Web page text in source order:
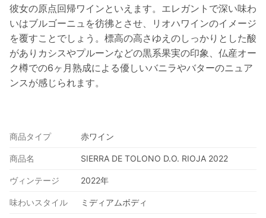
彼女の原点回帰ワインといえます。エレガントで深い味わ
いはブルゴーニュを彷彿とさせ、リオハワインのイメージ
を覆すことでしょう。標高の高さゆえのしっかりとした酸
がありカシスやプルーンなどの黒系果実の印象、仏産オー
ク樽での6ヶ月熟成による優しいバニラやバターのニュア
ンスが感じられます。
商品タイプ 赤ワイン
商品名 SIERRA DE TOLONO D.O. RIOJA 2022
ヴィンテージ 2022年
味わいスタイル ミディアムボディ